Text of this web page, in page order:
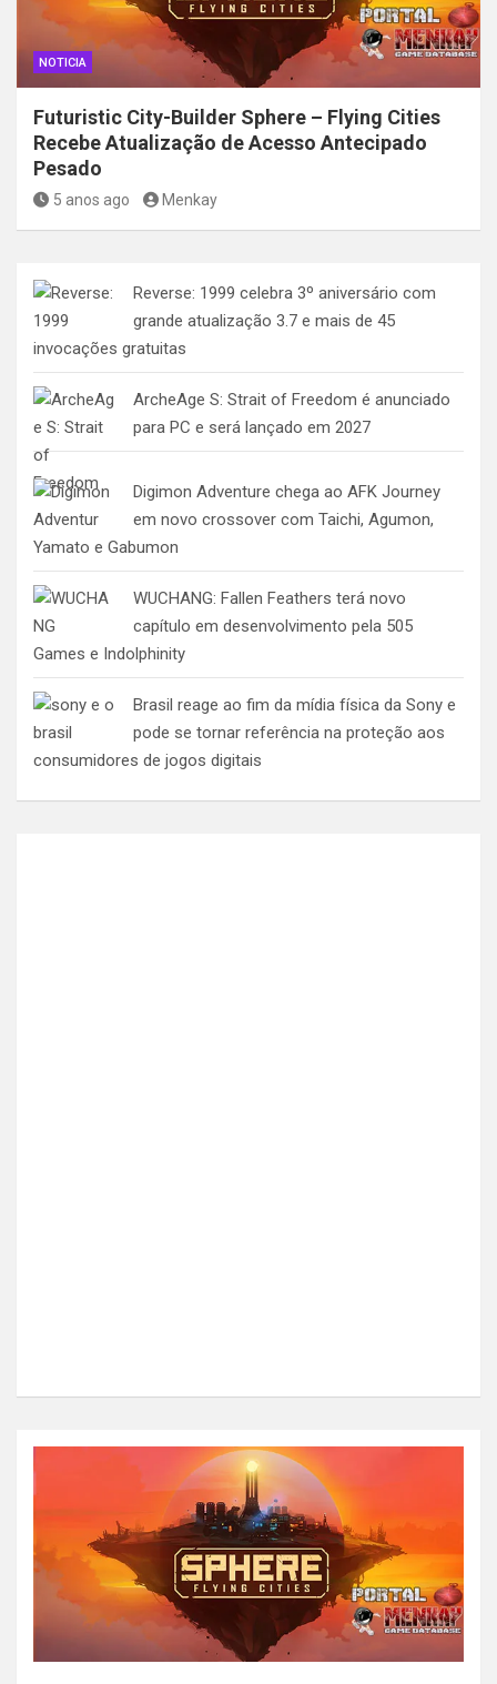
NOTICIA
Futuristic City-Builder Sphere – Flying Cities
Recebe Atualização de Acesso Antecipado
Pesado
5 anos ago Menkay
Reverse: 1999 celebra 3º aniversário com
grande atualização 3.7 e mais de 45
invocações gratuitas
ArcheAge S: Strait of Freedom é anunciado
para PC e será lançado em 2027
Digimon Adventure chega ao AFK Journey
em novo crossover com Taichi, Agumon,
Yamato e Gabumon
WUCHANG: Fallen Feathers terá novo
capítulo em desenvolvimento pela 505
Games e Indolphinity
Brasil reage ao fim da mídia física da Sony e
pode se tornar referência na proteção aos
consumidores de jogos digitais